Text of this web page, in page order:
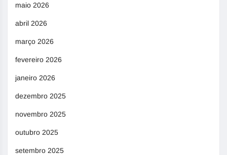
maio 2026
abril 2026
março 2026
fevereiro 2026
janeiro 2026
dezembro 2025
novembro 2025
outubro 2025
setembro 2025